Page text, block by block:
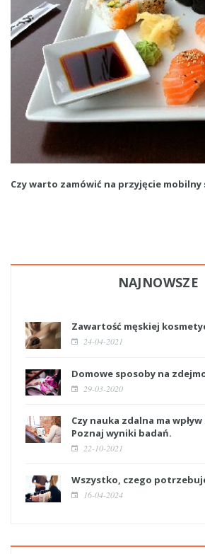
Czy warto zamówić na przyjęcie mobilny
NAJNOWSZE
Zawartość męskiej
24-04-2021
Domowe sposoby na
29-03-2020
Czy nauka zdalna ma
Poznaj wyniki badań.
22-10-2021
Wszystko, czego
16-04-2024